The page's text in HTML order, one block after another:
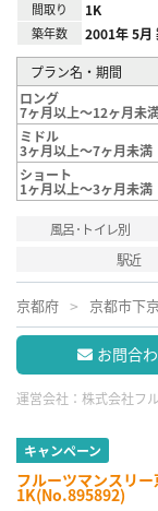
間取り 1K
築年数 2001年 5月
プラン名・期間
ロング
7ヶ月以上～12ヶ月未
ミドル
3ヶ月以上～7ヶ月未満
ショート
1ヶ月以上～3ヶ月未満
風呂･トイレ別
駅近
京都府 京都市下
お問合
運営会社： 株式会社フ
キャンペーン
フルーツマンスリ
1K(No.895892)